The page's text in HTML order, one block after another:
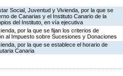
Social, Juventud y Vivienda, por la que se
de Canarias y el Instituto Canario de la
del Instituto, en vía ejecutiva
por la que se fijan los criterios de
al Impuesto sobre Sucesiones y Donaciones
por la que se establece el horario de
Canaria